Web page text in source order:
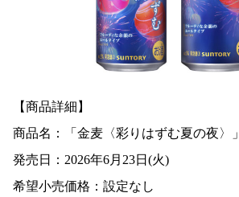
【商品詳細】
商品名：「金麦〈彩りはずむ夏の夜〉」
発売日：2026年6月23日(火)
希望小売価格：設定なし